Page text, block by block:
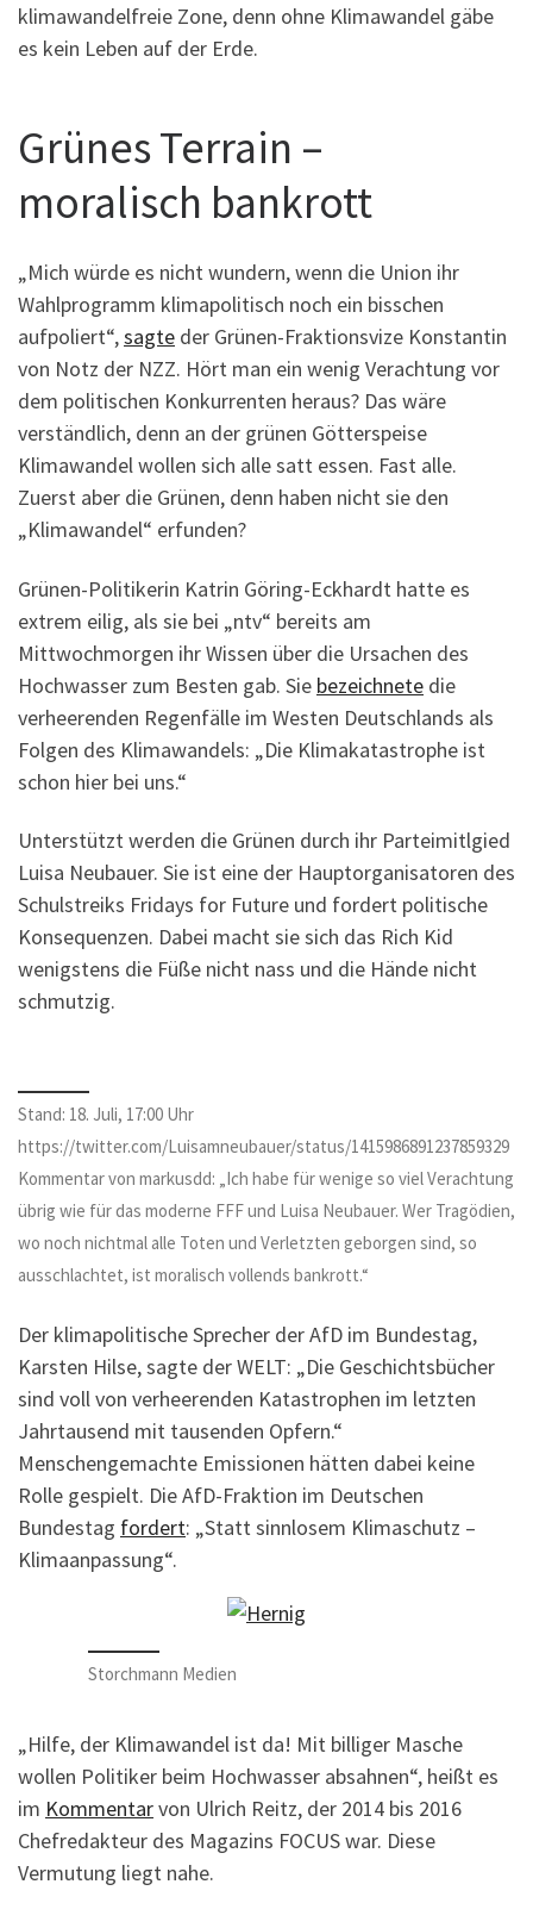
klimawandelfreie Zone, denn ohne Klimawandel gäbe
es kein Leben auf der Erde.
Grünes Terrain –
moralisch bankrott
„Mich würde es nicht wundern, wenn die Union ihr
Wahlprogramm klimapolitisch noch ein bisschen
aufpoliert“,sagte der Grünen-Fraktionsvize Konstantin
von Notz der NZZ. Hört man ein wenig Verachtung vor
dem politischen Konkurrenten heraus? Das wäre
verständlich, denn an der grünen Götterspeise
Klimawandel wollen sich alle satt essen. Fast alle.
Zuerst aber die Grünen, denn haben nicht sie den
„Klimawandel“ erfunden?
Grünen-Politikerin Katrin Göring-Eckhardt hatte es
extrem eilig, als sie bei „ntv“ bereits am
Mittwochmorgen ihr Wissen über die Ursachen des
Hochwasser zum Besten gab. Sie bezeichnete die
verheerenden Regenfälle im Westen Deutschlands als
Folgen des Klimawandels: „Die Klimakatastrophe ist
schon hier bei uns.“
Unterstützt werden die Grünen durch ihr Parteimitlgied
Luisa Neubauer. Sie ist eine der Hauptorganisatoren des
Schulstreiks Fridays for Future und fordert politische
Konsequenzen. Dabei macht sie sich das Rich Kid
wenigstens die Füße nicht nass und die Hände nicht
schmutzig.
Stand: 18. Juli, 17:00 Uhr
https://twitter.com/Luisamneubauer/status/1415986891237859329
Kommentar von markusdd: „Ich habe für wenige so viel Verachtung
übrig wie für das moderne FFF und Luisa Neubauer. Wer Tragödien,
wo noch nichtmal alle Toten und Verletzten geborgen sind, so
ausschlachtet, ist moralisch vollends bankrott.“
Der klimapolitische Sprecher der AfD im Bundestag,
Karsten Hilse, sagte der WELT: „Die Geschichtsbücher
sind voll von verheerenden Katastrophen im letzten
Jahrtausend mit tausenden Opfern.“
Menschengemachte Emissionen hätten dabei keine
Rolle gespielt. Die AfD-Fraktion im Deutschen
Bundestag fordert: „Statt sinnlosem Klimaschutz –
Klimaanpassung“.
Storchmann Medien
„Hilfe, der Klimawandel ist da! Mit billiger Masche
wollen Politiker beim Hochwasser absahnen“, heißt es
im Kommentarvon Ulrich Reitz, der 2014 bis 2016
Chefredakteur des Magazins FOCUS war. Diese
Vermutung liegt nahe.